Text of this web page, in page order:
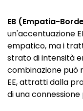
EB (Empatia-
un'accentuazione
empatico, ma i
strato di intensità
combinazione può
EE, attratti dalla
di una